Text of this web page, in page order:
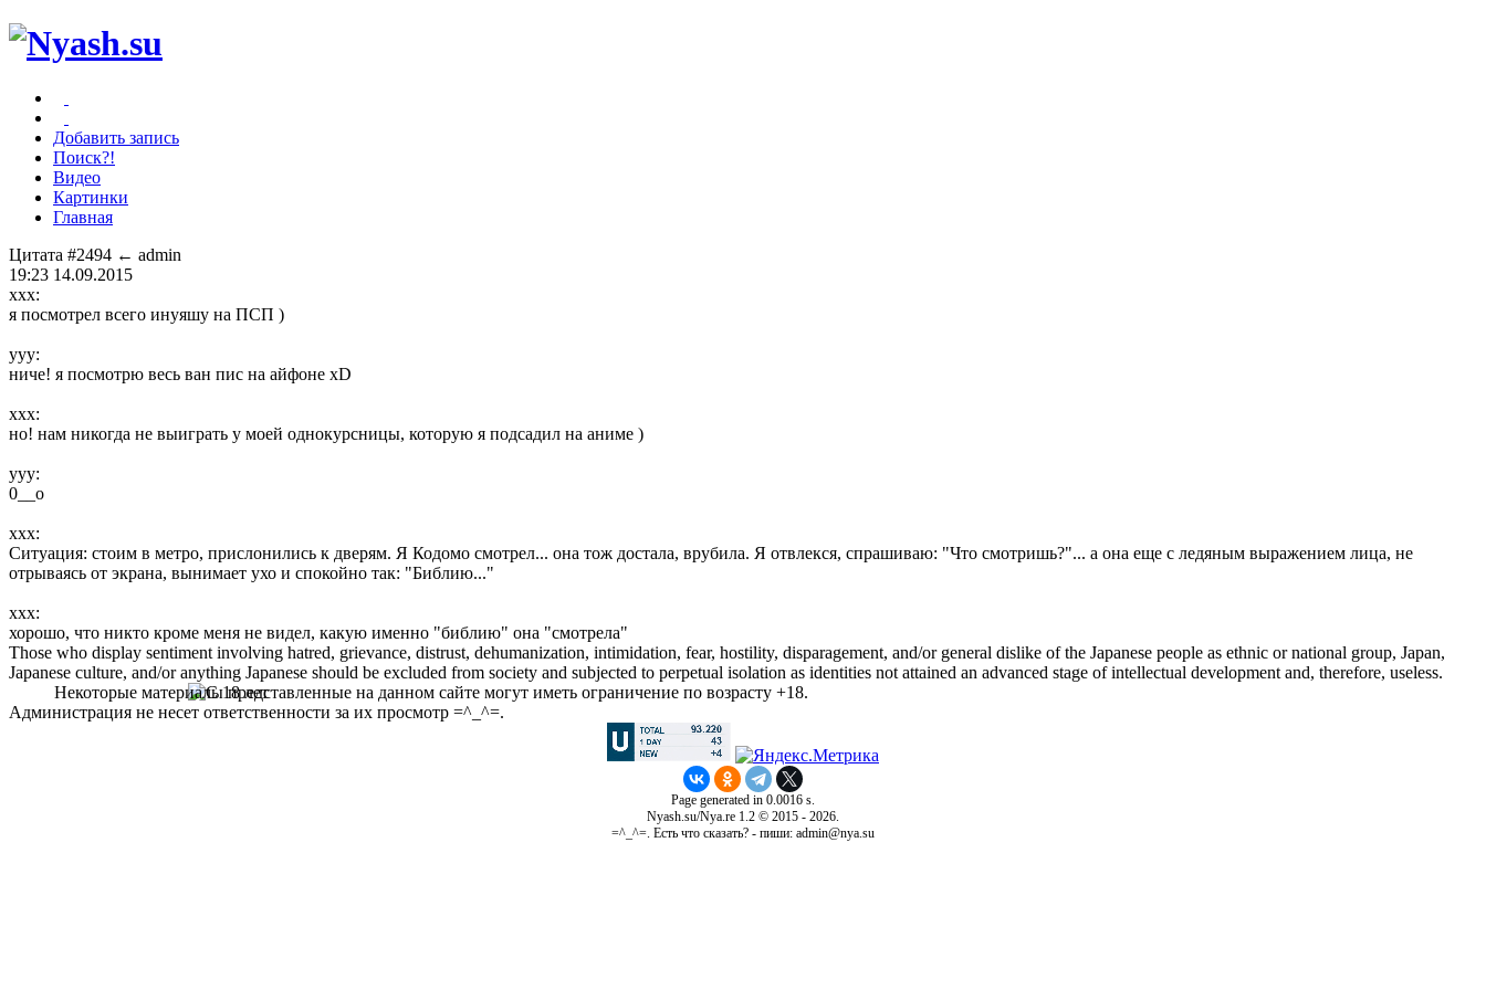
Добавить запись
Поиск?!
Видео
Картинки
Главная
Цитата #2494 ← admin
19:23 14.09.2015
xxx:
я посмотрел всего инуяшу на ПСП )
yyy:
ниче! я посмотрю весь ван пис на айфоне xD
xxx:
но! нам никогда не выиграть у моей однокурсницы, которую я подсадил на аниме )
yyy:
0__о
xxx:
Ситуация: стоим в метро, прислонились к дверям. Я Кодомо смотрел... она тож достала, врубила. Я отвлекся, спрашиваю: "Что смотришь?"... а она еще с ледяным выражением лица, не
отрываясь от экрана, вынимает ухо и спокойно так: "Библию..."
xxx:
хорошо, что никто кроме меня не видел, какую именно "библию" она "смотрела"
Those who display sentiment involving hatred, grievance, distrust, dehumanization, intimidation, fear, hostility, disparagement, and/or general dislike of the Japanese people as ethnic or national group, Japan,
Japanese culture, and/or anything Japanese should be excluded from society and subjected to perpetual isolation as identities not attained an advanced stage of intellectual development and, therefore, useless.
Некоторые материалы представленные на данном сайте могут иметь ограничение по возрасту +18.
Администрация не несет ответственности за их просмотр =^_^=.
Page generated in 0.0016 s.
Nyash.su/Nya.re 1.2 © 2015 - 2026.
=^_^=. Есть что сказать? - пиши: admin@nya.su